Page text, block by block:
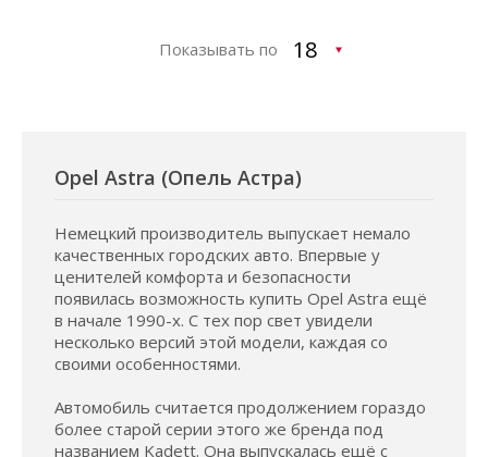
Показывать по
Opel Astra (Опель Астра)
Немецкий производитель выпускает немало
качественных городских авто. Впервые у
ценителей комфорта и безопасности
появилась возможность купить Opel Astra ещё
в начале 1990-х. С тех пор свет увидели
несколько версий этой модели, каждая со
своими особенностями.
Автомобиль считается продолжением гораздо
более старой серии этого же бренда под
названием Kadett. Она выпускалась ещё с